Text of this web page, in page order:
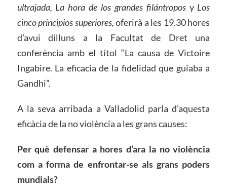
ultrajada, La hora de los grandes filántroposy Los
cinco principios superiores,oferirà a les 19.30 hores
d’avui dilluns a la Facultat de Dret una
conferència amb el títol “La causa de Victoire
Ingabire. La eficacia de la fidelidad que guiaba a
Gandhi”.
A la seva arribada a Valladolid parla d’aquesta
eficàcia de la no violència a les grans causes:
Per què defensar a hores d’ara la no violència
com a forma de enfrontar-se als grans poders
mundials?